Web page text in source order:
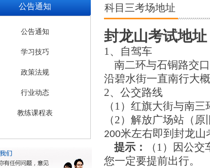
科目三考场地址
封龙山考试地址
1、
自驾车
南二环与石铜路交口
沿碧水街一直南行大概
2、 公交路线
（1） 红旗大街与南三
（2） 解放广场站（原
200米左右即到封龙山
提示：
（ 1）因公交
您一定要提前出行。
公告通知
公告通知
学习技巧
政策法规
行业动态
教练课程表